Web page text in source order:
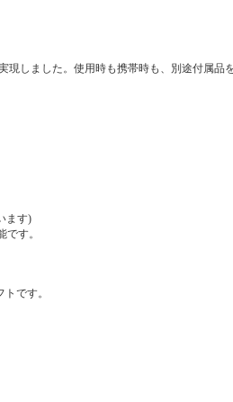
現しました。使用時も携帯時も、別途付属品
ます)
す。
です。